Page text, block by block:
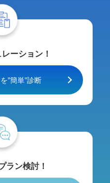
ーション！
”簡単”診断
ラン検討！